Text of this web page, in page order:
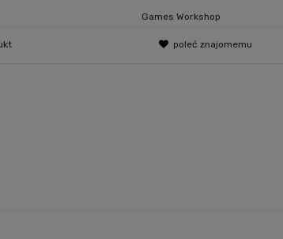
Games Workshop
poleć znajomemu